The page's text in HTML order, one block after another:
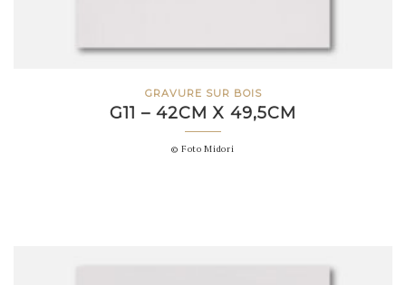
GRAVURE SUR BOIS
G11 – 42CM X 49,5CM
© Foto Midori